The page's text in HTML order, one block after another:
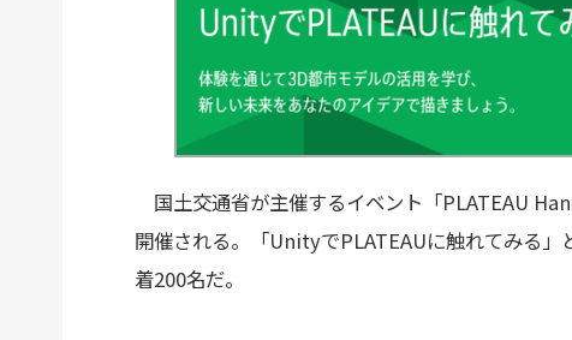
国土交通省が主催するイベント「PLATEAU
開催される。「UnityでPLATEAUに触れてみる」
着200名だ。